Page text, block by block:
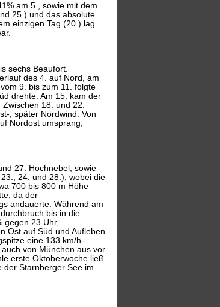
am 5., sowie mit dem
25.) und das absolute
einzigen Tag (20.) lag
sechs Beaufort.
des 4. auf Nord, am
9. bis zum 11. folgte
drehte. Am 15. kam der
18. und 22.
, später Nordwind. Von
Nordost umsprang,
27. Hochnebel, sowie
24. und 28.), wobei die
700 bis 800 m Höhe
da der
andauerte. Während am
bis in die
gegen 23 Uhr,
Ost auf Süd und Aufleben
eine 133 km/h-
von München aus vor
erste Oktoberwoche ließ
der Starnberger See im